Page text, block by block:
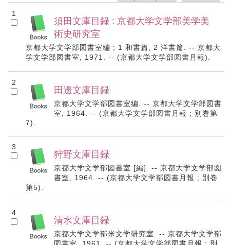
1
須田文庫目録 : 京都大学文学部美学美
術史研究室
京都大学文学部図書室編 ; 1 和書篇, 2 洋書篇. -- 京都大
学文学部図書室, 1971. -- (京都大学文学部図書月報).
2
田邊文庫目録
京都大学文学部図書室編. -- 京都大学文学部図書
室, 1964. -- (京都大学文学部図書月報 ; 別巻第
7).
3
狩野文庫目録
京都大学文学部図書室 [編]. -- 京都大学文学部図
書室, 1964. -- (京都大学文学部図書月報 ; 別巻
第5).
4
清水文庫目録
京都大学文学部米文学研究室. -- 京都大学文学部